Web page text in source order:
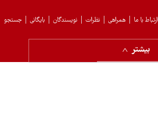
جستجو بایگانی نویسندگان نظرات همراهی ارتباط با ما
بیشتر